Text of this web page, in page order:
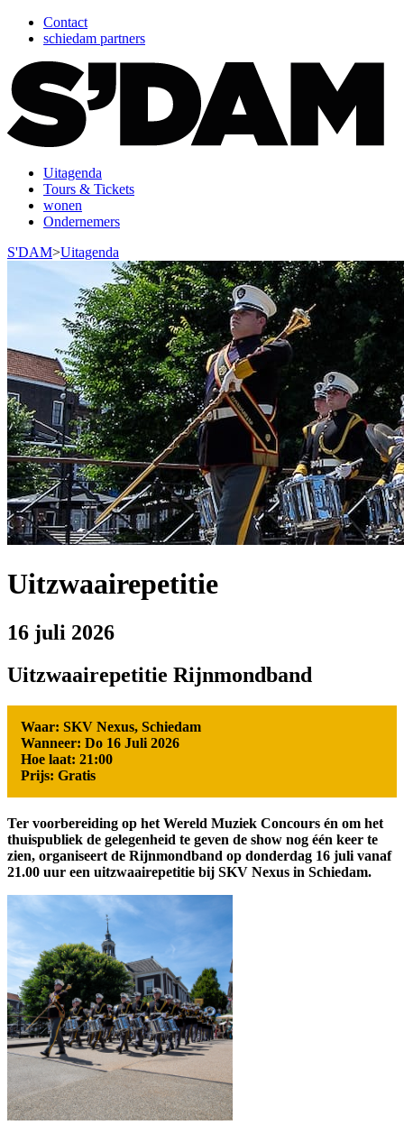
Contact
schiedam partners
Uitagenda
Tours & Tickets
wonen
Ondernemers
S'DAM>Uitagenda
Uitzwaairepetitie
16 juli 2026
Uitzwaairepetitie Rijnmondband
Waar: SKV Nexus, Schiedam
Wanneer: Do 16 Juli 2026
Hoe laat: 21:00
Prijs: Gratis
Ter voorbereiding op het Wereld Muziek Concours én om het
thuispubliek de gelegenheid te geven de show nog één keer te
zien, organiseert de Rijnmondband op donderdag 16 juli vanaf
21.00 uur een uitzwaairepetitie bij SKV Nexus in Schiedam.